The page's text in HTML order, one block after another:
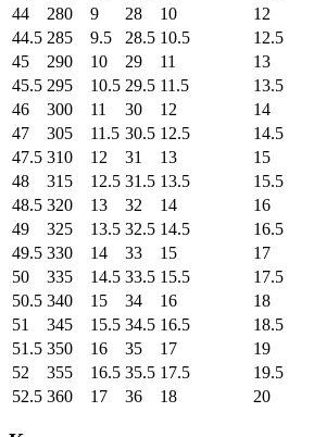
44
280 9 28 10 12
44.5 285 9.5 28.5 10.5 12.5
45
290 10 29 11 13
45.5 295 10.5 29.5 11.5 13.5
46
300 11 30 12 14
47
305 11.5 30.5 12.5 14.5
47.5 310 12 31 13 15
48
315 12.5 31.5 13.5 15.5
48.5 320 13 32 14 16
49
325 13.5 32.5 14.5 16.5
49.5 330 14 33 15 17
50
335 14.5 33.5 15.5 17.5
50.5 340 15 34 16 18
51
345 15.5 34.5 16.5 18.5
51.5 350 16 35 17 19
52
355 16.5 35.5 17.5 19.5
52.5 360 17 36 18 20